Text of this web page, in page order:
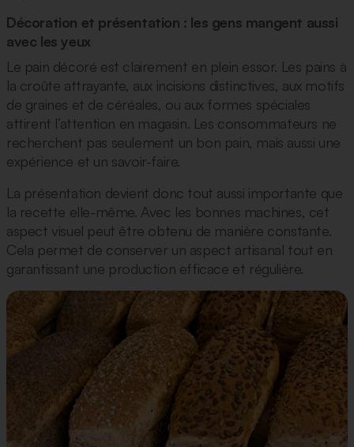
Décoration et présentation : les gens mangent aussi
avec les yeux
Le pain décoré est clairement en plein essor. Les pains à
la croûte attrayante, aux incisions distinctives, aux motifs
de graines et de céréales, ou aux formes spéciales
attirent l’attention en magasin. Les consommateurs ne
recherchent pas seulement un bon pain, mais aussi une
expérience et un savoir-faire.
La présentation devient donc tout aussi importante que
la recette elle-même. Avec les bonnes machines, cet
aspect visuel peut être obtenu de manière constante.
Cela permet de conserver un aspect artisanal tout en
garantissant une production efficace et régulière.